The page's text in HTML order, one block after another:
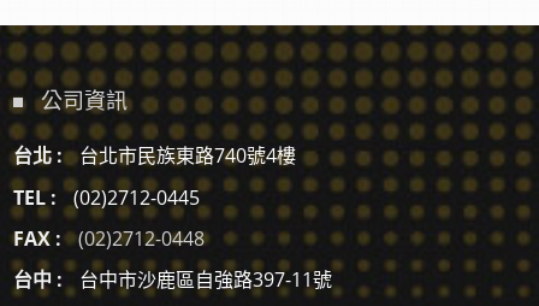
公司資訊
台北 : 台北市民族東路740號4樓
TEL :
(02)2712-0445
FAX : (02)2712-0448
台中 :
台中市沙鹿區自強路397-11號